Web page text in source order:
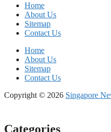
Home
About Us
Sitemap
Contact Us
Home
About Us
Sitemap
Contact Us
Copyright © 2026 Singapore
Categories